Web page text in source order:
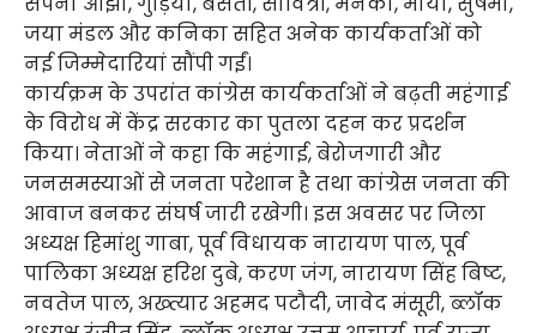
जया मंडल और कनिका सहित अनेक कार्यकर्ताओं को
नई जिम्मेदारियां सौंपी गईं।
कार्यक्रम के उपरांत कांग्रेस कार्यकर्ताओं ने बढ़ती महंगाई
के विरोध में केंद्र सरकार का पुतला दहन कर प्रदर्शन
किया। नेताओं ने कहा कि महंगाई, बेरोजगारी और
जनसमस्याओं से जनता परेशान है तथा कांग्रेस जनता की
आवाज बनकर संघर्ष जारी रखेगी। इस अवसर पर जिला
अध्यक्ष हिमांशु गाबा, पूर्व विधायक नारायण पाल, पूर्व
पालिका अध्यक्ष हरिश दुबे, करण जंग, नारायण सिंह बिष्ट,
नवतेज पाल, अख्त्यार अहमद पटौदी, जावेद मंसूरी, ब्लॉक